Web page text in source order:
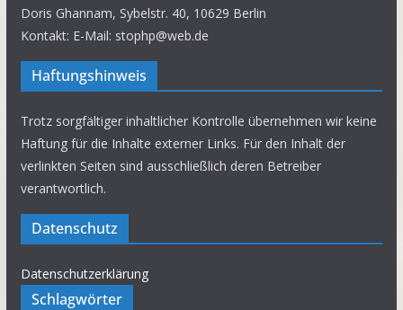
Doris Ghannam, Sybelstr. 40, 10629 Berlin
Kontakt: E-Mail: stophp@web.de
Haftungshinweis
Trotz sorgfältiger inhaltlicher Kontrolle übernehmen wir keine
Haftung für die Inhalte externer Links. Für den Inhalt der
verlinkten Seiten sind ausschließlich deren Betreiber
verantwortlich.
Datenschutz
Datenschutzerklärung
Schlagwörter